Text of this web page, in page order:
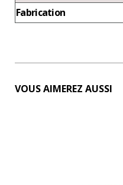
Fabrication
VOUS AIMEREZ AUSSI